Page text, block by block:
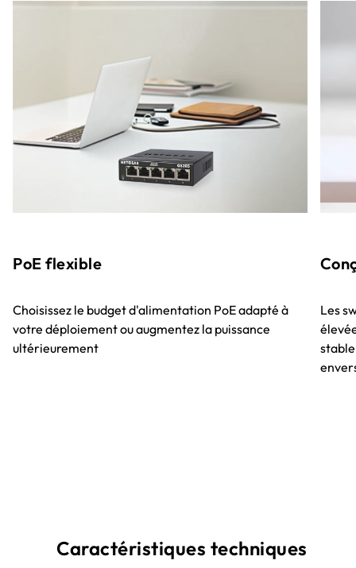
PoE flexible
Choisissez le budget d'alimentation PoE adapté à
votre déploiement ou augmentez la puissance
ultérieurement
Les
Caractéristiques techniques